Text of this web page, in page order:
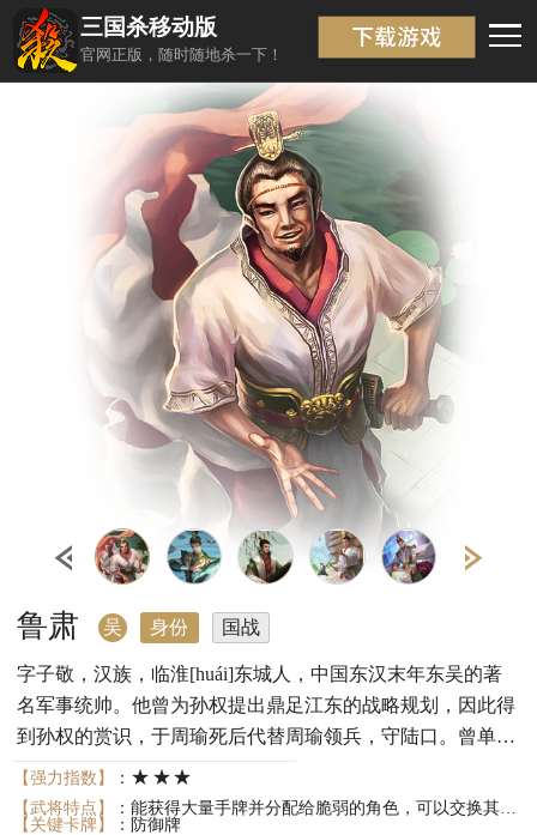
三国杀移动版
官网正版，随时随地杀一下！
返回
鲁肃 吴 身份 国战
字子敬，汉族，临淮[huái]东城人，中国东汉末年东吴的著
名军事统帅。他曾为孙权提出鼎足江东的战略规划，因此得
到孙权的赏识，于周瑜死后代替周瑜领兵，守陆口。曾单刀
赴会关羽于荆州。
【强力指数】 ： ★★★
【武将特点】
：能获得大量手牌并分配给脆弱的角色，可以交换其他人的手牌。
【关键卡牌】
：防御牌